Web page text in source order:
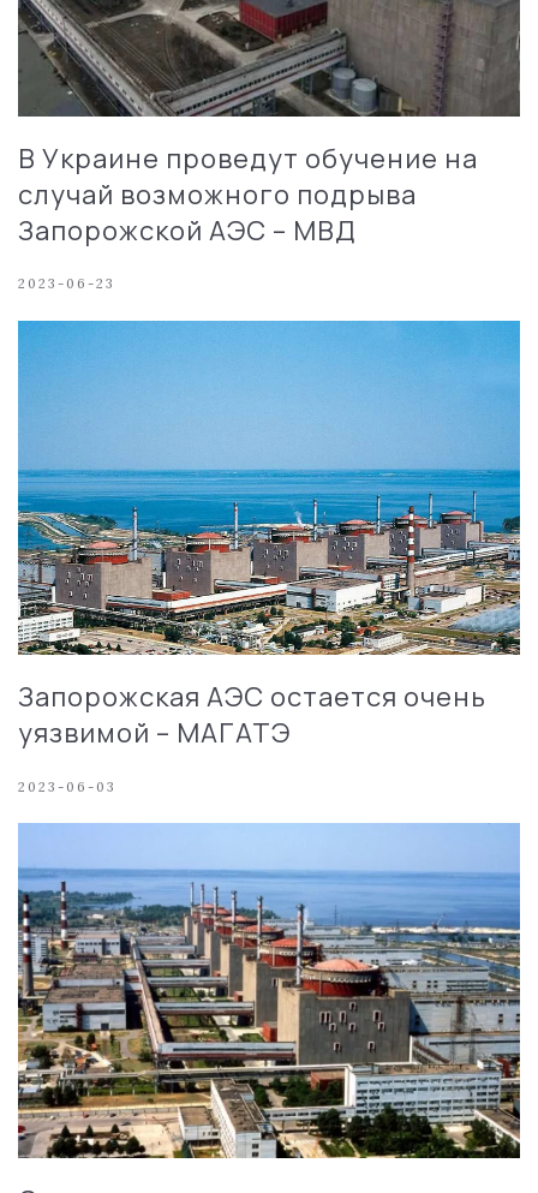
В Украине проведут обучение на
случай возможного подрыва
Запорожской АЭС – МВД
2023-06-23
Запорожская АЭС остается очень
уязвимой – МАГАТЭ
2023-06-03